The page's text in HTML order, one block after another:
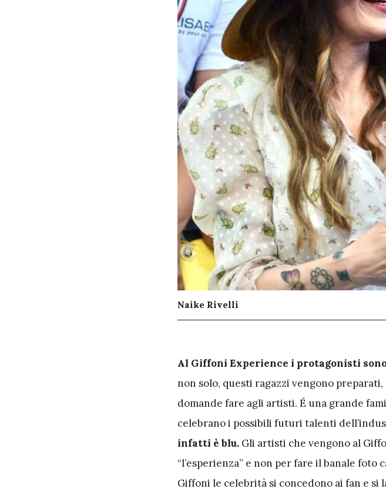
Naike Rivelli
Al Giffoni Experience i protagonisti
non solo, questi ragazzi vengono
domande fare agli artisti. É una grande
celebrano i possibili futuri talenti
infatti è blu. Gli artisti che vengono al
“l’esperienza” e non per fare il banale
Giffoni le celebrità si concedono ai fan e si